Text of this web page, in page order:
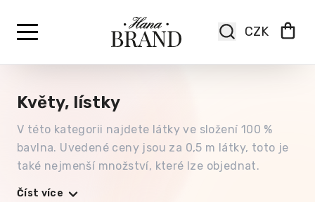
Květy, lístky
V této kategorii najdete látky ve složení 100 %
bavlna. Uvedené ceny jsou za 0,5 m látky, toto je
také nejmenší množství, které lze objednat.
Číst více